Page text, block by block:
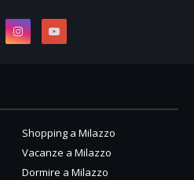
Shopping a Milazzo
Vacanze a Milazzo
Dormire a Milazzo